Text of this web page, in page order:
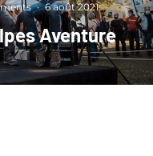
· 6 août 2021
Aventure